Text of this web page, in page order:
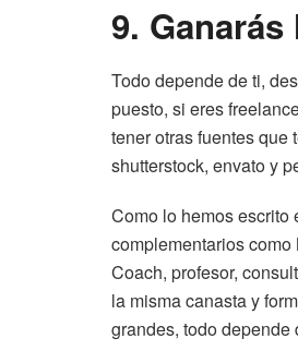
9.
Todo depende de ti,
puesto, si eres
tener otras fuentes que
shutterstock, envato y
Como lo hemos escrito
complementarios
Coach, profesor,
la misma canasta y
grandes, todo depende